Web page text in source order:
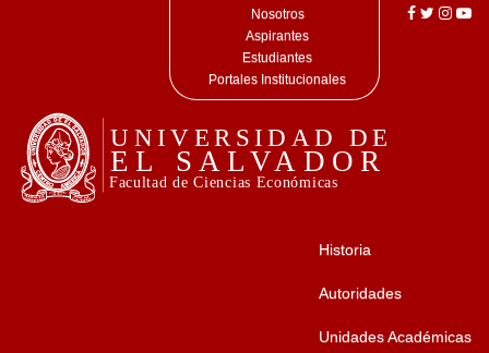
Nosotros
Aspirantes
Estudiantes
Portales Institucionales
Historia
Autoridades
Unidades Académicas